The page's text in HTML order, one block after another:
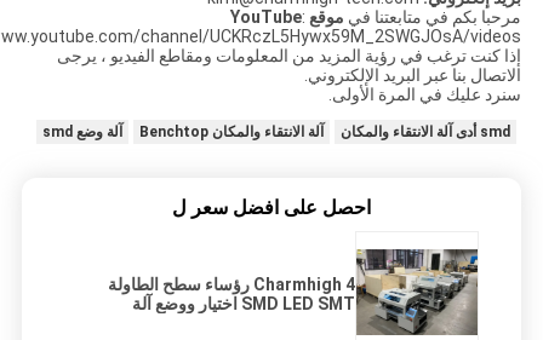
مرحبا بكم في متابعتنا في موقع YouTube :
channel/UCKRczL5Hywx59M_2SWGJOsA/videos
إذا كنت ترغب في رؤية المزيد من المعلومات ومقاطع الفيديو ، يرجى
الاتصال بنا عبر البريد الإلكتروني.
سنرد عليك في المرة الأولى.
smd أدى آلة الانتقاء والمكان آلة الانتقاء والمكان Benchtop آلة وضع smd
احصل على افضل سعر ل
Charmhigh 4 رؤساء سطح الطاولة
SMD LED SMT اختيار ووضع آلة